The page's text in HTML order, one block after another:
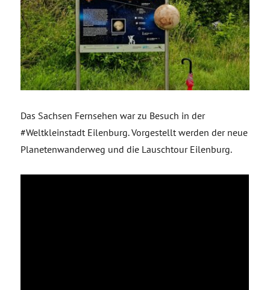
Das Sachsen Fernsehen war zu Besuch in der
#Weltkleinstadt Eilenburg. Vorgestellt werden der neue
Planetenwanderweg und die Lauschtour Eilenburg.